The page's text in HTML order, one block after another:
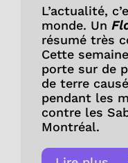
L’actualité,
monde. Un
résumé très
Cette
porte sur de
de terre
pendant les
contre les
Montréal.